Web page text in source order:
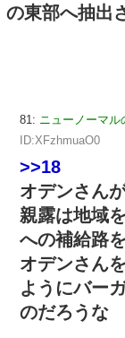
の東部へ抽出
81: ニューノーマル
ID:XFzhmuaO0
>>18
オデンさん
親露は地域
への補給路
オデンさん
ようにバー
のだろうな